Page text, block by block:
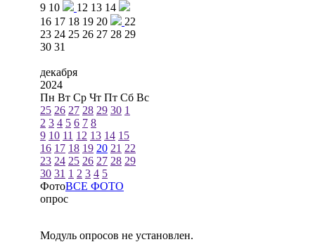
9 10 12 13 14
16 17 18 19 20
22
23 24 25 26 27 28 29
30 31
декабря
2024
Пн Вт Ср Чт Пт Сб Вс
25 26 27 28 29 30 1
2 3 4 5 6 7 8
9 10 11 12 13 14 15
16 17 18 19 20 21 22
23 24 25 26 27 28 29
30 31 1 2 3 4 5
ФотоВСЕ ФОТО
опрос
Модуль опросов не установлен.